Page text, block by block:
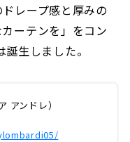
レープ感と厚みの
ーテンを」をコン
生しました。
アンドレ）